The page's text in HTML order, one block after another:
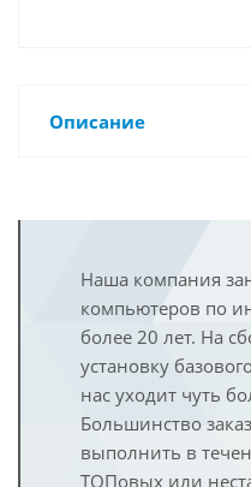
Описание
Наша компания
компьютеров по
более 20 лет. На
установку
нас уходит чуть
Большинство
выполнить в
ТОПовых или